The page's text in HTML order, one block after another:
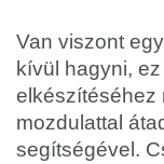
Van viszont
kívül hagyni,
elkészítéséhez
mozdulattal
segítségével.